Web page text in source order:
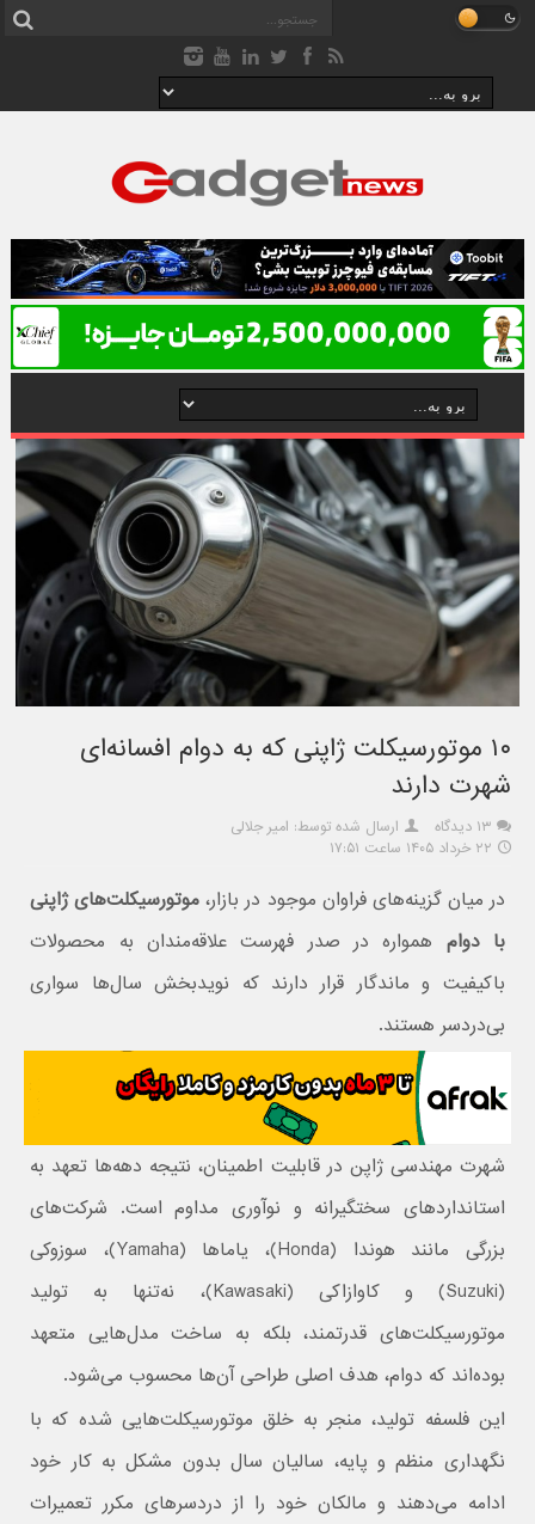
۱۰ موتورسیکلت ژاپنی که به دوام افسانه‌ای
شهرت دارند
۱۳ دیدگاه
ارسال شده توسط: امیر جلالی
۲۲ خرداد ۱۴۰۵ ساعت ۱۷:۵۱
در میان گزینه‌های فراوان موجود در بازار، موتورسیکلت‌های ژاپنی
با دوام همواره در صدر فهرست علاقه‌مندان به محصولات
باکیفیت و ماندگار قرار دارند که نویدبخش سال‌ها سواری
بی‌دردسر هستند.
شهرت مهندسی ژاپن در قابلیت اطمینان، نتیجه دهه‌ها تعهد به
استانداردهای سختگیرانه و نوآوری مداوم است. شرکت‌های
بزرگی مانند هوندا (Honda)، یاماها (Yamaha)، سوزوکی
(Suzuki) و کاوازاکی (Kawasaki)، نه‌تنها به تولید
موتورسیکلت‌های قدرتمند، بلکه به ساخت مدل‌هایی متعهد
بوده‌اند که دوام، هدف اصلی طراحی آن‌ها محسوب می‌شود.
این فلسفه تولید، منجر به خلق موتورسیکلت‌هایی شده که با
نگهداری منظم و پایه، سالیان سال بدون مشکل به کار خود
ادامه می‌دهند و مالکان خود را از دردسرهای مکرر تعمیرات